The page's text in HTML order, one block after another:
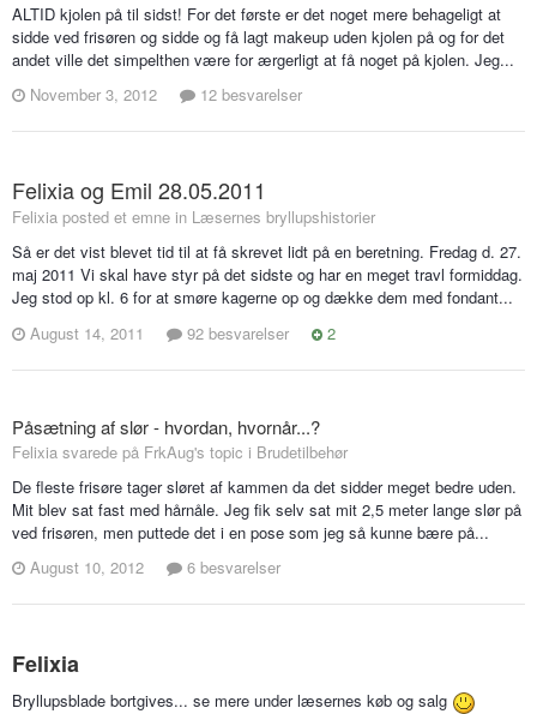
ALTID kjolen på til sidst! For det første er det noget mere behageligt at
sidde ved frisøren og sidde og få lagt makeup uden kjolen på og for det
andet ville det simpelthen være for ærgerligt at få noget på kjolen. Jeg...
November 3, 2012
12 besvarelser
Felixia og Emil 28.05.2011
Felixia posted et emne in Læsernes bryllupshistorier
Så er det vist blevet tid til at få skrevet lidt på en beretning. Fredag d. 27.
maj 2011 Vi skal have styr på det sidste og har en meget travl formiddag.
Jeg stod op kl. 6 for at smøre kagerne op og dække dem med fondant...
August 14, 2011
92 besvarelser 2
Påsætning af slør - hvordan, hvornår...?
Felixia svarede på FrkAug's topic i Brudetilbehør
De fleste frisøre tager sløret af kammen da det sidder meget bedre uden.
Mit blev sat fast med hårnåle. Jeg fik selv sat mit 2,5 meter lange slør på
ved frisøren, men puttede det i en pose som jeg så kunne bære på...
August 10, 2012
6 besvarelser
Felixia
Bryllupsblade bortgives... se mere under læsernes køb og salg